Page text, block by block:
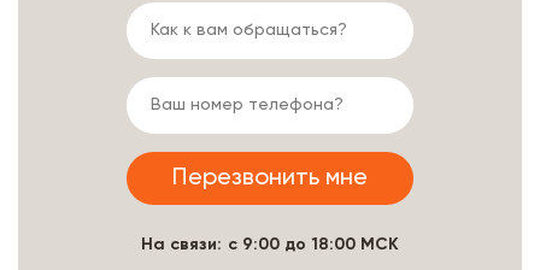
На связи: с 9:00 до 18:00 МСК